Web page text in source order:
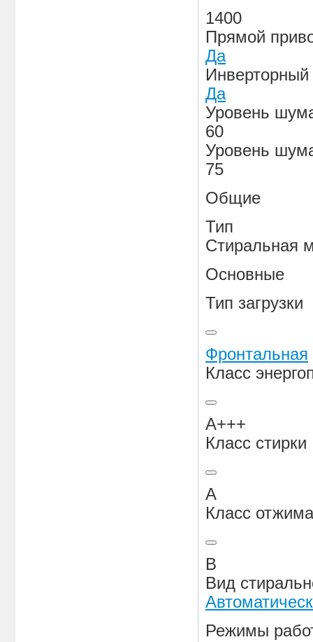
1400
Прямой
Да
Инверторный
Да
Уровень
60
Уровень
75
Общие
Тип
Стиральная
Основные
Тип загрузки
Фронтальная
Класс
A+++
Класс стирки
A
Класс отжима
B
Вид
Режимы